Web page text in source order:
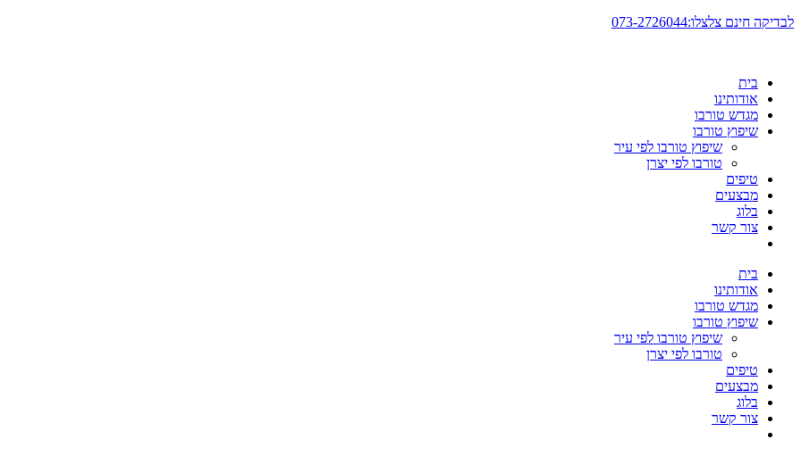
דלג
לבדיקה חינם צלצלו:073-2726044
בית
אודותינו
מגדש טורבו
שיפוץ טורבו
שיפוץ טורבו לפי עיר
טורבו לפי יצרן
טיפים
מבצעים
בלוג
צור קשר
בית
אודותינו
מגדש טורבו
שיפוץ טורבו
שיפוץ טורבו לפי עיר
טורבו לפי יצרן
טיפים
מבצעים
בלוג
צור קשר